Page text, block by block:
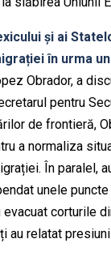
și ai
în urma
Obrador, a
pentru
de frontieră,
a normaliza
În paralel,
unele
corturile
au relatat